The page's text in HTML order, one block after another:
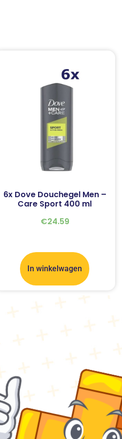
6x Dove Douchegel Men –
Care Sport 400 ml
€24.59
In winkelwagen